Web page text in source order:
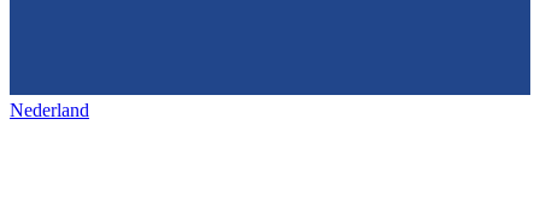
Nederland